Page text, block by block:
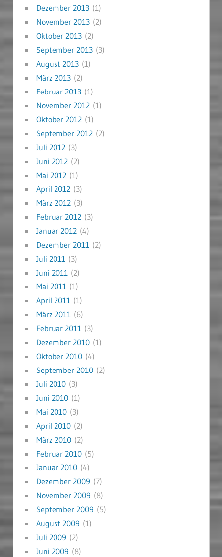
Dezember 2013(1)
November 2013(2)
Oktober 2013(2)
September 2013(3)
August 2013(1)
März 2013(2)
Februar 2013(1)
November 2012(1)
Oktober 2012(1)
September 2012(2)
Juli 2012(3)
Juni 2012(2)
Mai 2012(1)
April 2012(3)
März 2012(3)
Februar 2012(3)
Januar 2012(4)
Dezember 2011 (2)
Juli 2011 (3)
Juni 2011 (2)
Mai 2011 (1)
April 2011 (1)
März 2011 (6)
Februar 2011 (3)
Dezember 2010(1)
Oktober 2010(4)
September 2010(2)
Juli 2010(3)
Juni 2010(1)
Mai 2010(3)
April 2010(2)
März 2010(2)
Februar 2010(5)
Januar 2010(4)
Dezember 2009 (7)
November 2009 (8)
September 2009 (5)
August 2009 (1)
Juli 2009 (2)
Juni 2009 (8)